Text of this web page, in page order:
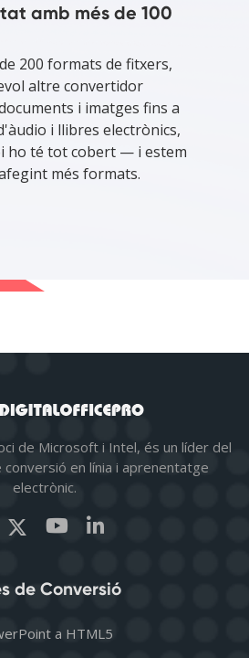
amb més de 100
200 formats de fitxers,
altre convertidor
i imatges fins a
i llibres electrònics,
ho té tot cobert — i estem
més formats.
de Microsoft i Intel, és un líder del
en línia i aprenentatge
electrònic.
de Conversió
a HTML5